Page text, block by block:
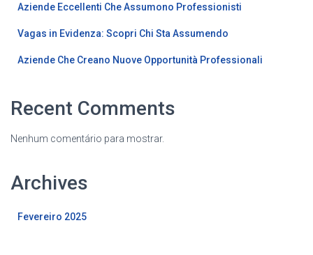
Aziende Eccellenti Che Assumono Professionisti
Vagas in Evidenza: Scopri Chi Sta Assumendo
Aziende Che Creano Nuove Opportunità Professionali
Recent Comments
Nenhum comentário para mostrar.
Archives
Fevereiro 2025